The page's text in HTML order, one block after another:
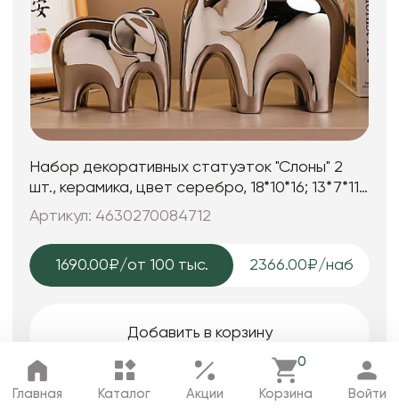
Набор декоративных статуэток "Слоны" 2
шт., керамика, цвет серебро, 18*10*16; 13*7*11
см.
Артикул: 4630270084712
1690.00₽/от 100 тыс. 2366.00₽/наб
Добавить в корзину
Главная Каталог Акции
0
Корзина Войти